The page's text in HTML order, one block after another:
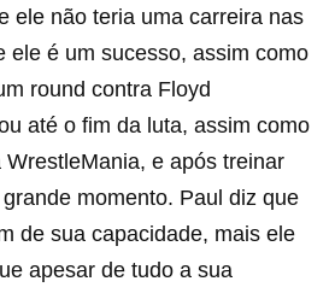
ele não teria uma carreira nas
ele é um sucesso, assim como
round contra Floyd
até o fim da luta, assim como
e após treinar
momento. Paul diz que
de sua capacidade, mais ele
apesar de tudo a sua